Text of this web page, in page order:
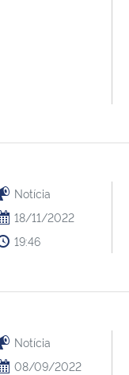
Notícia
18/11/2022
19:46
Notícia
08/09/2022